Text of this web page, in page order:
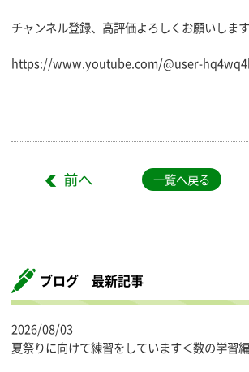
チャンネル登録、高評価よろしくお願いしま
https://www.youtube.com/@user-
一覧へ戻る
ブログ 最新記事
2026/08/03
夏祭りに向けて練習をしています＜数の学習